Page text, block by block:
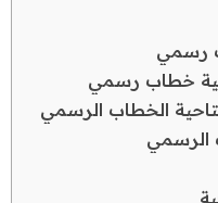
رسمي
خطاب رسمي
الخطاب الرسمي
الرسمي